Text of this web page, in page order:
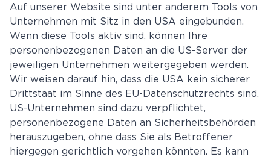
Auf unserer Website sind unter anderem Tools von
Unternehmen mit Sitz in den USA eingebunden.
Wenn diese Tools aktiv sind, können Ihre
personenbezogenen Daten an die US-Server der
jeweiligen Unternehmen weitergegeben werden.
Wir weisen darauf hin, dass die USA kein sicherer
Drittstaat im Sinne des EU-Datenschutzrechts sind.
US-Unternehmen sind dazu verpflichtet,
personenbezogene Daten an Sicherheitsbehörden
herauszugeben, ohne dass Sie als Betroffener
hiergegen gerichtlich vorgehen könnten. Es kann